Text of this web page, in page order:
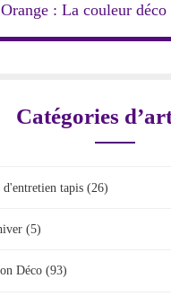
: La couleur déco
Catégories
d'entretien tapis (26)
(5)
Déco (93)